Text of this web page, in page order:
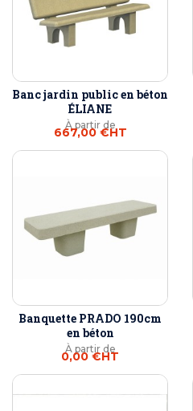
Banc jardin public en béton
ÉLIANE
À partir de
667,00 €HT
Banquette PRADO 190cm
en béton
À partir de
0,00 €HT